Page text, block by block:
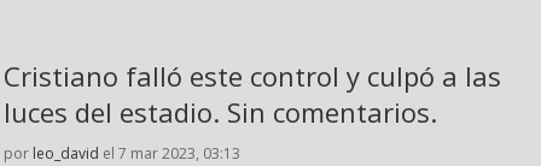
Cristiano falló este control y culpó a las
luces del estadio. Sin comentarios.
por leo_david el 7 mar 2023, 03:13